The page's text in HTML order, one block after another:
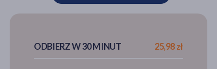
Hit
ODBIERZ W 30 MINUT 25,98 zł